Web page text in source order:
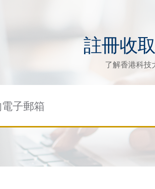
註冊收
了解香港科技